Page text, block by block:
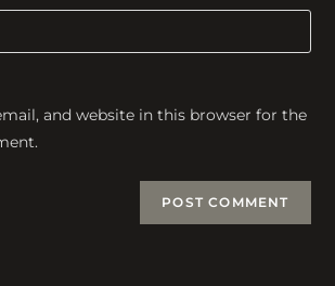
and website in this browser for the